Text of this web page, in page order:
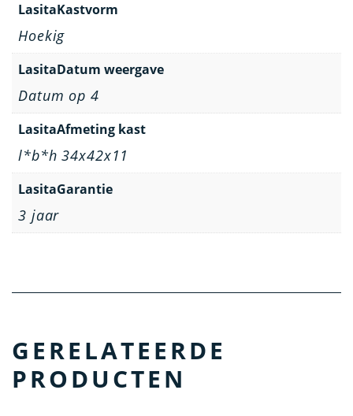
LasitaKastvorm
Hoekig
LasitaDatum weergave
Datum op 4
LasitaAfmeting kast
l*b*h 34x42x11
LasitaGarantie
3 jaar
GERELATEERDE
PRODUCTEN